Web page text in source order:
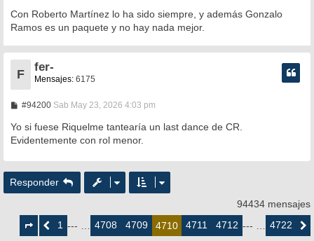
Con Roberto Martínez lo ha sido siempre, y además Gonzalo
Ramos es un paquete y no hay nada mejor.
F
fer-
Mensajes: 6175
#94200M
n
s
a
e
Sab May 23, 2026 4:03 pm
Yo si fuese Riquelme tantearía un last dance de CR.
Evidentemente con rol menor.
Responder
94434 mensajes
deAnterior
1 --- … 4708 4709 4710 4711 4712 --- … 4722